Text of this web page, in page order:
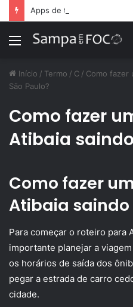
Menu
Início / Termo / C / Como fazer
São Paulo?
Como fazer
Atibaia
Como fazer
Atibaia saindo
Para começar o roteiro para
importante planejar a
os horários de saída dos
pegar a estrada de carro
cidade.